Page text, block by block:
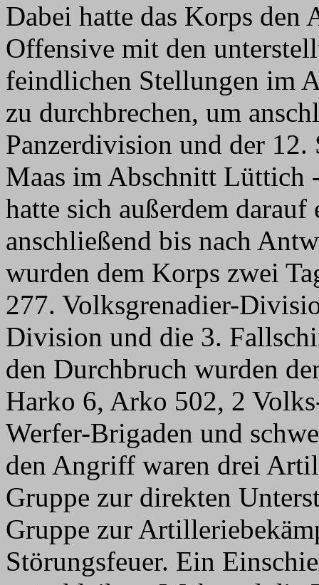
Dabei hatte das Korps den
Offensive mit den
feindlichen Stellungen im
zu durchbrechen, um
Panzerdivision und der
Maas im Abschnitt Lüttich
hatte sich außerdem
anschließend bis nach
wurden dem Korps zwei
277. Volksgrenadier-
Division und die 3.
den Durchbruch wurden
Harko 6, Arko 502, 2
Werfer-Brigaden und
den Angriff waren drei
Gruppe zur direkten
Gruppe zur
Störungsfeuer. Ein